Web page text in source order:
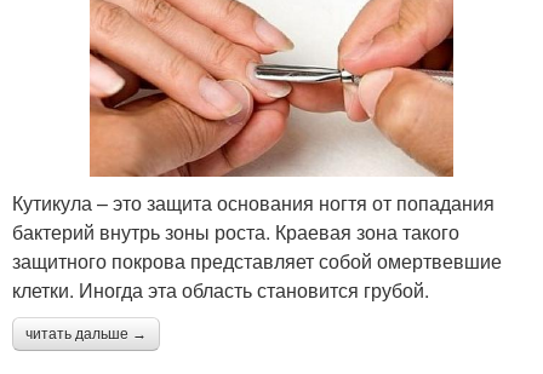
Кутикула – это защита основания ногтя от попадания
бактерий внутрь зоны роста. Краевая зона такого
защитного покрова представляет собой омертвевшие
клетки. Иногда эта область становится грубой.
читать дальше →